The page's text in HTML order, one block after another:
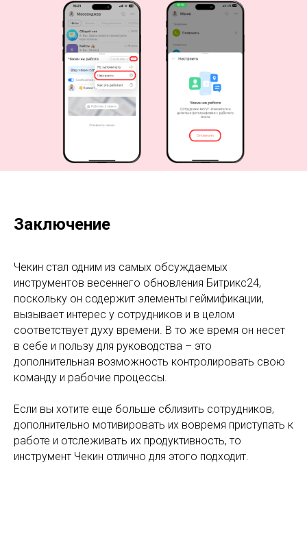
Заключение
Чекин стал одним из самых обсуждаемых
инструментов весеннего обновления Битрикс24,
поскольку он содержит элементы геймификации,
вызывает интерес у сотрудников и в целом
соответствует духу времени. В то же время он несет
в себе и пользу для руководства – это
дополнительная возможность контролировать свою
команду и рабочие процессы.
Если вы хотите еще больше сблизить сотрудников,
дополнительно мотивировать их вовремя приступать к
работе и отслеживать их продуктивность, то
инструмент Чекин отлично для этого подходит.